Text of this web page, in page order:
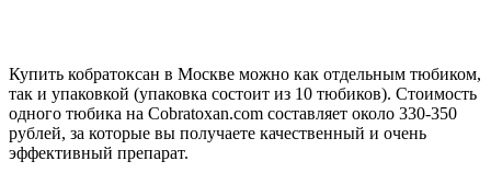
Купить кобратоксан в Москве можно как отдельным тюбиком,
так и упаковкой (упаковка состоит из 10 тюбиков). Стоимость
одного тюбика на Cobratoxan.com составляет около 330-350
рублей, за которые вы получаете качественный и очень
эффективный препарат.